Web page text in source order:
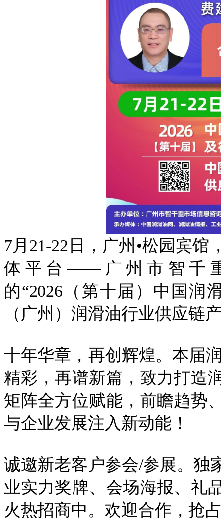
7月21-22日，广州•松园宾
体平台——广州市智千
的“2026（第十届）中国润
（广州）润滑油行业供应链
十年华章，再创辉煌。本届
精彩，再谱新篇，致力打造
矩阵全方位赋能，前瞻趋势
与企业发展注入新动能！
诚邀新老客户参会/参展。独
业实力奖牌、会场海报、礼
火热招商中。欢迎合作，抢